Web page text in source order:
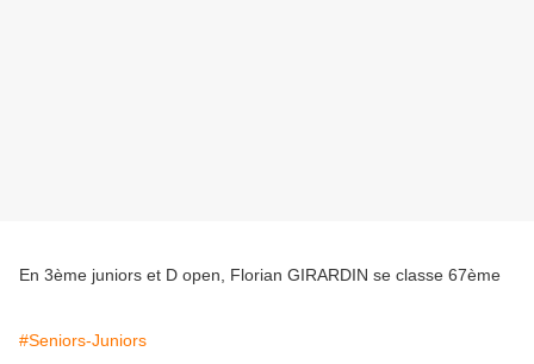
En 3ème juniors et D open, Florian GIRARDIN se classe 67ème
#Seniors-Juniors